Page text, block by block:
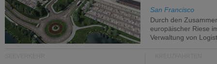
San Francisco
Durch den
europäischer Riese
Verwaltung von